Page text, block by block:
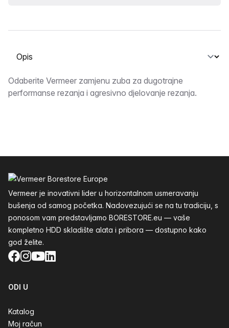
Odaberite karticu
Opis
Odaberite Vermeer zamjenu zuba za dugotrajne
performanse rezanja i agresivno djelovanje rezanja.
Vermeer je inovativni lider u horizontalnom usmeravanju
bušenja od samog početka. Nadovezujući se na tu tradiciju, s
ponosom vam predstavljamo BORESTORE.eu — vaše
kompletno HDD skladište alata i pribora — dostupno kako
god želite.
Facebook
Instagram
YouTube
LinkedIn
ODI U
Katalog
Moj račun